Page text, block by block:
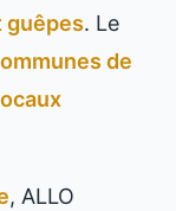
guêpes. Le
de
, ALLO